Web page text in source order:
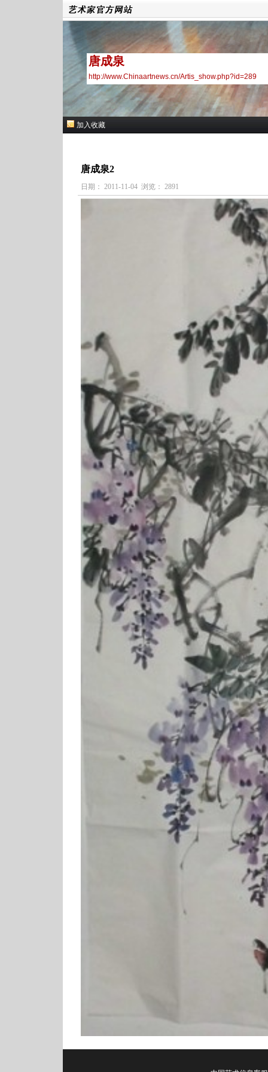
唐成泉
http://www.Chinaartnews.cn/Artis_show.php?id=289
加入收藏
唐成泉2
日期： 2011-11-04 浏览： 2891